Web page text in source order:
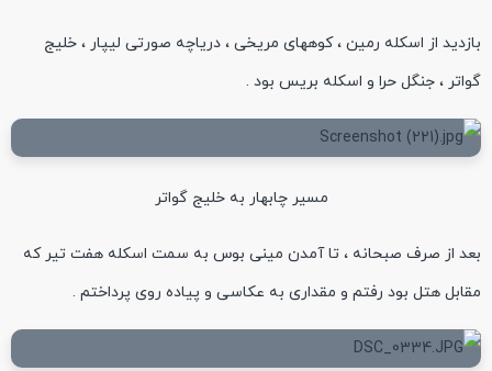
بازدید از اسکله رمین ، کوههای مریخی ، دریاچه صورتی لیپار ، خلیج
گواتر ، جنگل حرا و اسکله بریس بود .
مسیر چابهار به خلیج گواتر
بعد از صرف صبحانه ، تا آمدن مینی بوس به سمت اسکله هفت تیر که
مقابل هتل بود رفتم و مقداری به عکاسی و پیاده روی پرداختم .